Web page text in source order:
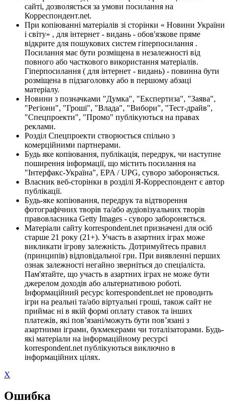
сайті, дозволяється за умови посилання на
Корреспондент.net.
При копіюванні матеріалів зі сторінки « Новини України
і світу» , для інтернет - видань - обов'язкове пряме
відкрите для пошукових систем гіперпосилання .
Посилання має бути розміщена в незалежності від
повного або часткового використання матеріалів.
Гіперпосилання ( для інтернет - видань) - повинна бути
розміщена в підзаголовку або в першому абзаці
матеріалу.
Новини з позначками "Думка", "Експертиза", "Заява",
"Регіони", "Гроші", "Влада", "Вибори", "Тест-драйв",
"Спецпроекти", "Промо" публікуються на правах
реклами.
Розділ Спецпроекти створюється спільно з
комерційними партнерами.
Будь яке копіювання, публікація, передрук, чи наступне
поширення інформації, що містить посилання на
"Інтерфакс-Україна", EPA / UPG, суворо забороняється.
Власник веб-сторінки в розділі Я-Корреспондент є автор
публікації.
Будь-яке копіювання, передрук та відтворення
фотографічних творів та/або аудіовізуальних творів
правовласника Getty Images - суворо забороняється.
Матеріали сайту korrespondent.net призначені для осіб
старше 21 року (21+). Участь в азартних іграх може
викликати ігрову залежність. Дотримуйтесь правил
(принципів) відповідальної гри. При виявленні перших
ознак залежності негайно зверніться до спеціаліста.
Пам'ятайте, що участь в азартних іграх не може бути
джерелом доходів або альтернативою роботі.
Інформаційний ресурс korrespondent.net не проводить
ігри на реальні та/або віртуальні гроші, також сайт не
приймає ні в якій формі оплату ставок та інших
платежів, які пов’язані/можуть бути пов’язані з
азартними іграми, букмекерами чи тоталізаторами. Будь-
які матеріали на інформаційному ресурсі
korrespondent.net публікуються виключно в
інформаційних цілях.
X
Ошибка